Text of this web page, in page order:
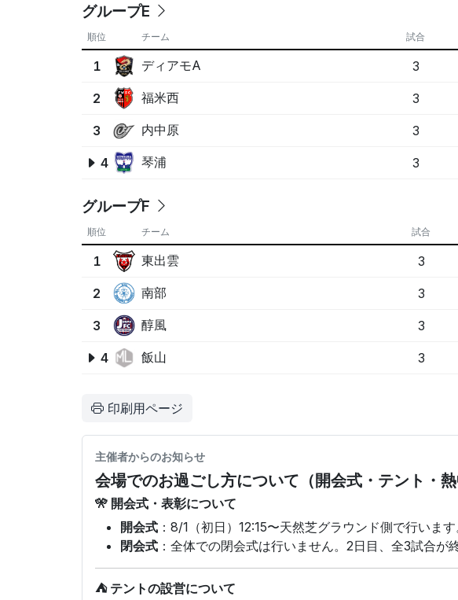
グループE
順位 チーム 試合
1 ディアモA 3
2 福米西 3
3 内中原 3
4 琴浦 3
グループF
順位 チーム 試合
1 東出雲 3
2 南部 3
3 醇風 3
4 飯山 3
印刷用ページ
主催者からのお知らせ
会場でのお過ごし方について（開会式・テント・熱
🎌 開会式・表彰について
開会式 ：8/1（初日）12:15〜天然芝グラウンド側で行いま
閉会式 ：全体での閉会式は行いません。2日目、全3試合が
⛺ テントの設営について